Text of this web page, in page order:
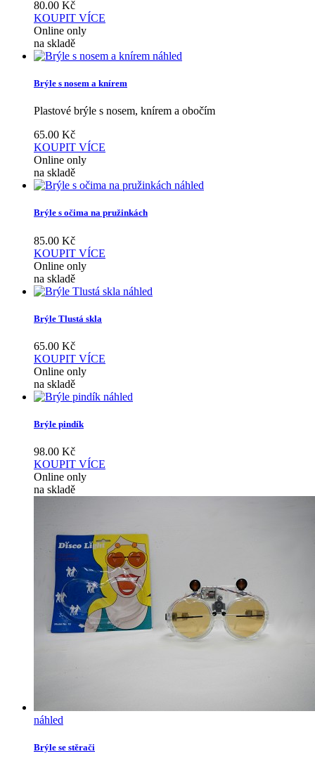
80.00 Kč
KOUPIT VÍCE
Online only
na skladě
náhled
Brýle s nosem a knírem
Plastové brýle s nosem, knírem a obočím
65.00 Kč
KOUPIT VÍCE
Online only
na skladě
náhled
Brýle s očima na pružinkách
85.00 Kč
KOUPIT VÍCE
Online only
na skladě
náhled
Brýle Tlustá skla
65.00 Kč
KOUPIT VÍCE
Online only
na skladě
náhled
Brýle pindík
98.00 Kč
KOUPIT VÍCE
Online only
na skladě
náhled
Brýle se stěrači